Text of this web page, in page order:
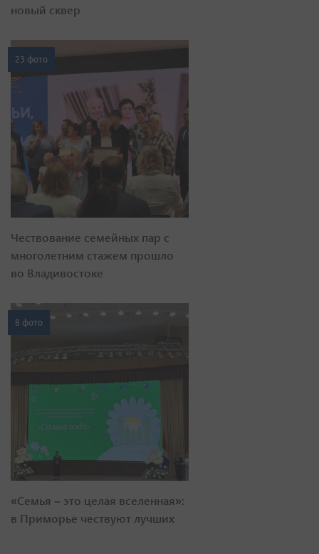
новый сквер
23 фото
Чествование семейных пар с
многолетним стажем прошло
во Владивостоке
8 фото
«Семья – это целая вселенная»:
в Приморье чествуют лучших